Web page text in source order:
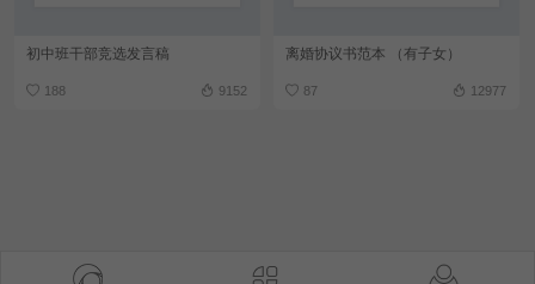
初中班干部竞选发言稿
188 9152
离婚协议书范本 （有子女）
87 12977